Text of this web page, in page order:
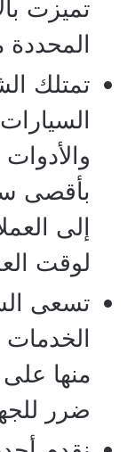
تميزت
المحددة
تمتلك
بأقصى
إلى
لوقت
تسعى
منها
ضرر